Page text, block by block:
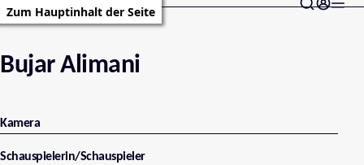
Zum Hauptinhalt der Seite
Bujar Alimani
Kamera
Schauspielerin/Schauspieler